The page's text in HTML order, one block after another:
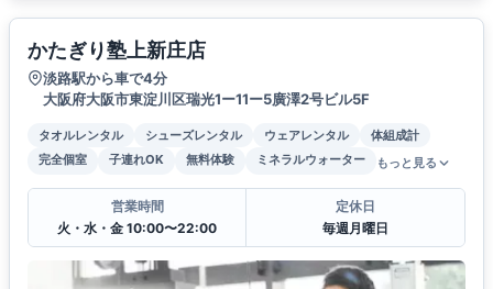
かたぎり塾上新庄店
淡路駅から車で4分
大阪府大阪市東淀川区瑞光1ー11ー5廣澤2号ビル5F
タオルレンタル シューズレンタル ウェアレンタル
体組成計
完全個室
子連れOK 無料体験 ミネラルウォーター もっと見る
営業時間
火・水・金 10:00〜22:00
定休日
毎週月曜日